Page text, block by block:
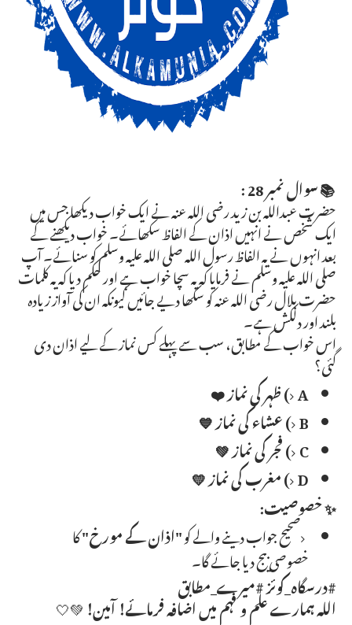
📚 سوال نمبر 28 :
بلند اور دلکش ہے۔
گئی؟
A) ظہر کی نماز ❤️
B) عشاء کی نماز 💙
C) فجر کی نماز 💚
D) مغرب کی نماز 💛
✨ خصوصیت:
صحیح جواب دینے والے کو"اذان کے مورخ"کا
خصوصی بیج دیا جائے گا۔
#درسگاہ_کوئز #میرے_مطابق
اللہ ہمارے علم و فہم میں اضافہ فرمائے! آمین! 💚🤍